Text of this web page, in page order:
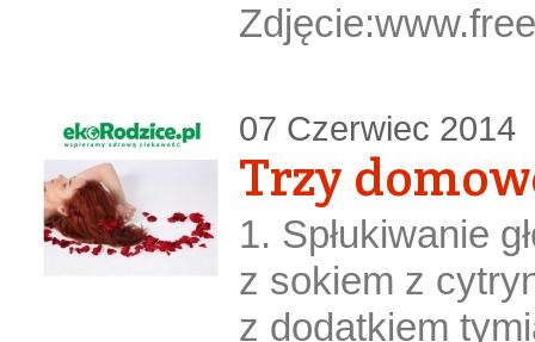
07 Czerwiec 2014
Trzy
1. Spłukiwanie
z sokiem z
z dodatkiem